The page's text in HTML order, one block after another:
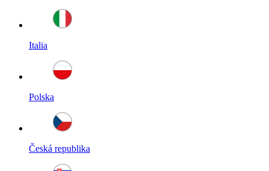
Italia
Polska
Česká republika